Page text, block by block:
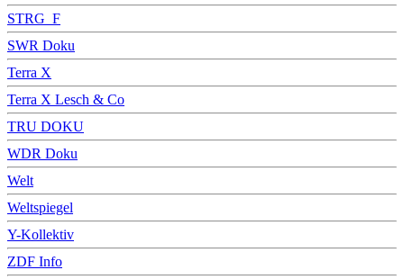
STRG_F
SWR Doku
Terra X
Terra X Lesch & Co
TRU DOKU
WDR Doku
Welt
Weltspiegel
Y-Kollektiv
ZDF Info